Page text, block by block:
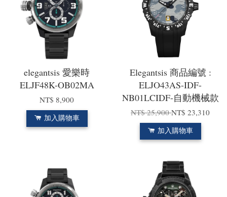
elegantsis 愛樂時
ELJF48K-OB02MA
NT$ 8,900
加入購物車
Elegantsis 商品編號 :
ELJO43AS-IDF-
NB01LCIDF-自動機械款
NT$ 25,900NT$ 23,310
加入購物車